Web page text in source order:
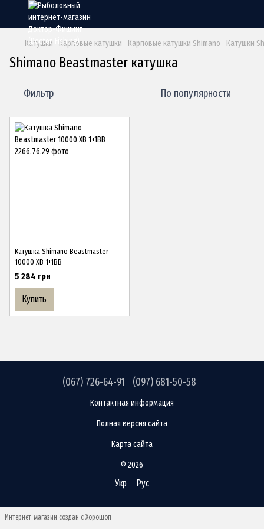
Катушки Карповые катушки Карповые катушки Shimano Катушки
Shimano Beastmaster катушка
Фильтр По популярности
Катушка Shimano Beastmaster
10000 XB 1+1BB
5 284 грн
Купить
(067) 726-64-91 (097) 681-50-58
Контактная информация
Полная версия сайта
Карта сайта
© 2026
Укр Рус
Интернет-магазин создан с Хорошоп